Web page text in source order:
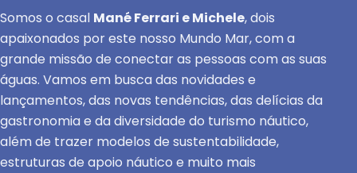
Somos o casal Mané Ferrari e Michele, dois
apaixonados por este nosso Mundo Mar, com a
grande missão de conectar as pessoas com as suas
águas. Vamos em busca das novidades e
lançamentos, das novas tendências, das delícias da
gastronomia e da diversidade do turismo náutico,
além de trazer modelos de sustentabilidade,
estruturas de apoio náutico e muito mais